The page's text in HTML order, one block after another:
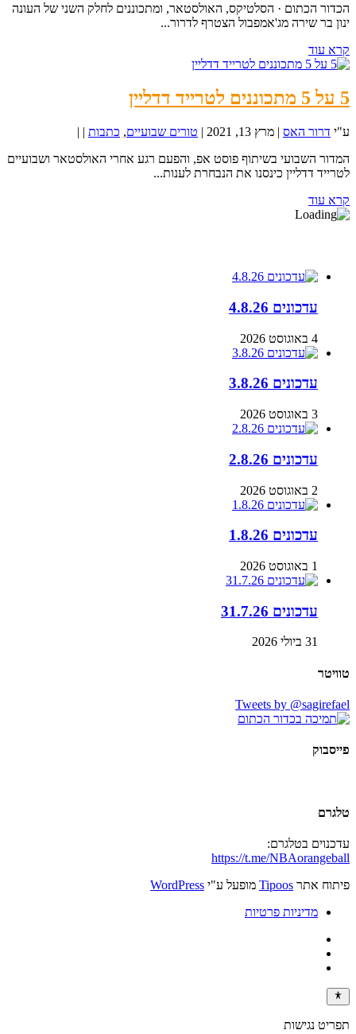
הכדור הכתום · הסלטיקס, האולסטאר, ומתכוננים לחלק השני של העונה
ינון בר שירה מג'אמפבול הצטרף לדרור...
קרא עוד
5 על 5 מתכוננים לטרייד דדליין
ע"י דרור האס | מרץ 13, 2021 | טורים שבועיים, כתבות |
|
המדור השבועי בשיתוף פוסט אפ, והפעם רגע אחרי האולסטאר ושבועיים
לטרייד דדליין כינסנו את הנבחרת לענות...
קרא עוד
עדכונים 4.8.26
4 באוגוסט 2026
עדכונים 3.8.26
3 באוגוסט 2026
עדכונים 2.8.26
2 באוגוסט 2026
עדכונים 1.8.26
1 באוגוסט 2026
עדכונים 31.7.26
31 ביולי 2026
טוויטר
Tweets by @sagirefael
פייסבוק
טלגרם
עדכנוים בטלגרם:
https://t.me/NBAorangeball
פיתוח אתר Tipoos מופעל ע"י WordPress
מדיניות פרטיות
תפריט נגישות